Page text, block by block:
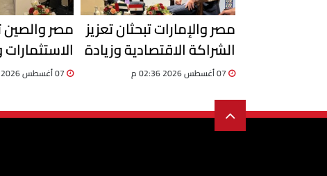
مصر والإمارات تبحثان تعزيز
الشراكة الاقتصادية وزيادة
الاستثمارات والتبادل
مصر والصين
الاستثمارات
المنتجات